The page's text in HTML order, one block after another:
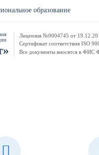
образование
Лицензия №0004745 от
Сертификат соответствия ISO
Все документы вносятся в ФИС